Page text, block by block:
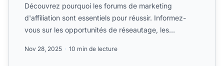
Découvrez pourquoi les forums de marketing
d'affiliation sont essentiels pour réussir. Informez-
vous sur les opportunités de réseautage, les
Nov 28, 2025 10 min de lecture